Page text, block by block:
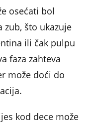
osećati bol
zub, što ukazuje
ili čak pulpu
faza zahteva
može doći do
kod dece može